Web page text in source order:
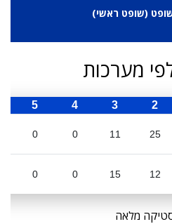
(שופט ראשי)
מערכות
2
3
4
5
25
11
0
0
12
15
0
0
מלאה